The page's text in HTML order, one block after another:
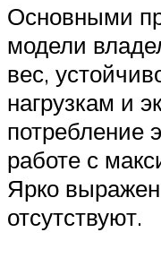
Основными
модели
вес,
нагрузкам и
потребление
работе с
Ярко
отсутствуют.